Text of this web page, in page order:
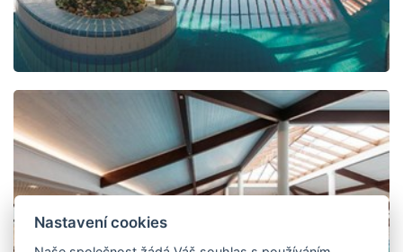
Nastavení cookies